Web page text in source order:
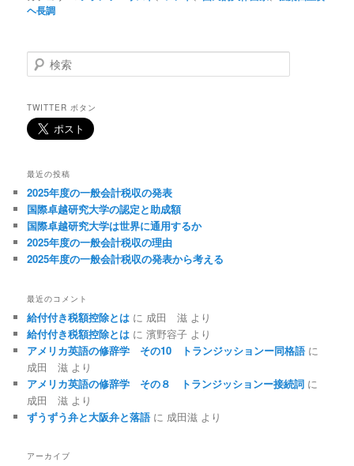
ヘ長調
検
索
TWITTER ボタン
最近の投稿
2025年度の一般会計税収の発表
国際卓越研究大学の認定と助成額
国際卓越研究大学は世界に通用するか
2025年度の一般会計税収の理由
2025年度の一般会計税収の発表から考える
最近のコメント
給付付き税額控除とは に 成田 滋 より
給付付き税額控除とは に濱野容子 より
アメリカ英語の修辞学 その10 トランジッションー同格語に
成田 滋 より
アメリカ英語の修辞学 その８ トランジッションー接続詞 に
成田 滋 より
ずうずう弁と大阪弁と落語に 成田滋 より
アーカイブ